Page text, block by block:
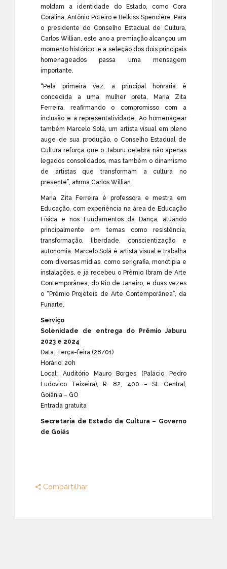
moldam a identidade do Estado, como Cora
Coralina, Antônio Poteiro e Belkiss Spenciére. Para
o presidente do Conselho Estadual de Cultura,
Carlos Willian, este ano a premiação alcançou um
momento histórico, e a seleção dos dois principais
homenageados passa uma mensagem
importante.
“Pela primeira vez, a principal honraria é
concedida a uma mulher preta, Maria Zita
Ferreira, reafirmando o compromisso com a
inclusão e a representatividade. Ao homenagear
também Marcelo Solá, um artista visual em pleno
auge de sua produção, o Conselho Estadual de
Cultura reforça que o Jaburu celebra não apenas
legados consolidados, mas também o dinamismo
de artistas que transformam a cultura no
presente”, afirma Carlos Willian.
Maria Zita Ferreira é professora e mestra em
Educação, com experiência na área de Educação
Física e nos Fundamentos da Dança, atuando
principalmente em temas como resistência,
transformação, liberdade, conscientização e
autonomia. Marcelo Solá é artista visual e trabalha
com diversas mídias, como serigrafia, monotipia e
instalações, e já recebeu o Prêmio Ibram de Arte
Contemporânea, do Rio de Janeiro, e duas vezes
o “Prêmio Projéteis de Arte Contemporânea”, da
Funarte.
Serviço
Solenidade de entrega do Prêmio Jaburu
2023 e 2024
Data: Terça-feira (28/01)
Horário: 20h
Local: Auditório Mauro Borges (Palácio Pedro
Ludovico Teixeira), R. 82, 400 – St. Central,
Goiânia – GO
Entrada gratuita
Secretaria de Estado da Cultura – Governo
de Goiás
Compartilhar